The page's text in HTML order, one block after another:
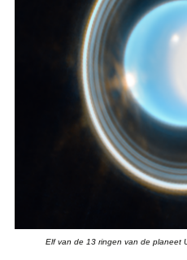
Elf van de 13 ringen van de planeet